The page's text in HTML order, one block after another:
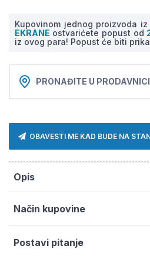
Kupovinom jednog proizvoda
EKRANE ostvarićete popust od
iz ovog para! Popust će biti
PRONAĐITE U PRODAVNICI
OBAVESTI ME KAD BUDE NA
Opis
Način kupovine
Postavi pitanje